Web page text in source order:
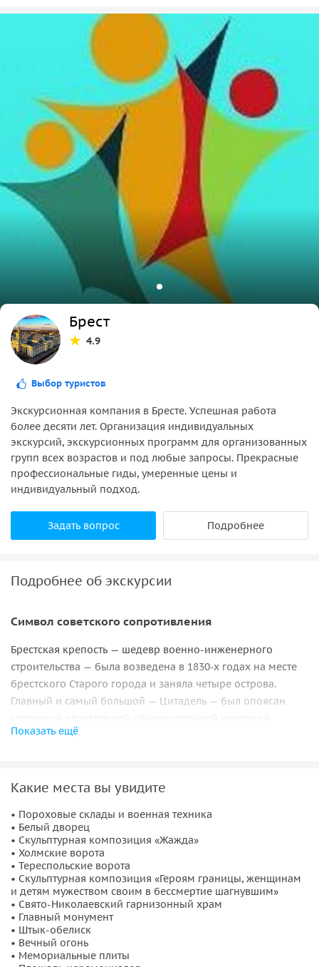
Брест
4.9
Выбор туристов
Экскурсионная компания в Бресте. Успешная работа
более десяти лет. Организация индивидуальных
экскурсий, экскурсионных программ для организованных
групп всех возрастов и под любые запросы. Прекрасные
профессиональные гиды, умеренные цены и
индивидуальный подход.
Задать вопрос Подробнее
Подробнее об экскурсии
Cимвол советского сопротивления
Брестская крепость — шедевр военно-инженерного
строительства — была возведена в 1830-х годах на месте
брестского Старого города и заняла четыре острова.
Главный и самый большой — Цитадель — был опоясан
длиной почти в два километра и имел сотни неуязвимых
валов 10-метровой высоты. Работы по ее
были закончены к Первой мировой войне.
На экскурсии вы сможете увидеть главный вход в
Мемориальный комплекс «Звезда»
врезанный в вал железобетонный параллелепипед с
высеченной в нём пятиконечной звездой. Блок
поддерживается откосом крепостного вала. Вы увидите
пороховые склады и военную технику,
дворца— бывшая церковь св. Петра и Павла. Во время
Показать ещё
Какие места вы увидите
• Пороховые склады и военная техника
• Белый дворец
• Скульптурная композиция «Жажда»
• Холмские ворота
• Тереспольские ворота
• Скульптурная композиция «Героям границы, женщинам
и детям мужеством своим в бессмертие шагнувшим»
• Свято-Николаевский гарнизонный храм
• Главный монумент
• Штык-обелиск
• Вечный огонь
• Мемориальные плиты